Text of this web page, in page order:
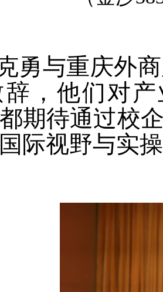
勇与重庆外
，他们对
期待通过校
际视野与实